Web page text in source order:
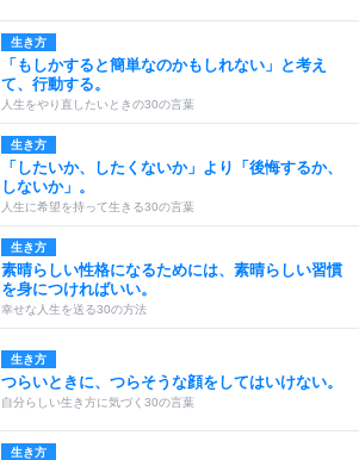
生き方
「もしかすると簡単なのかもしれない」と考え
て、行動する。
人生をやり直したいときの30の言葉
生き方
「したいか、したくないか」より「後悔するか、
しないか」。
人生に希望を持って生きる30の言葉
生き方
素晴らしい性格になるためには、素晴らしい習慣
を身につければいい。
幸せな人生を送る30の方法
生き方
つらいときに、つらそうな顔をしてはいけない。
自分らしい生き方に気づく30の言葉
生き方